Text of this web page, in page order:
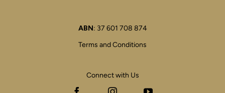
ABN: 37 601 708 874
Terms and Conditions
Connect with Us
FacebookInstagramYouTube